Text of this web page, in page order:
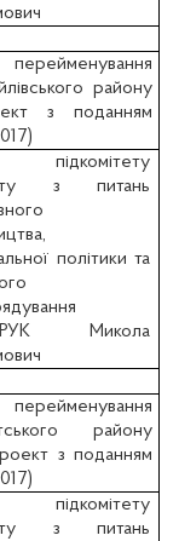
району
з поданням
підкомітету
з питань
політики та
Микола
району
з поданням
підкомітету
з питань